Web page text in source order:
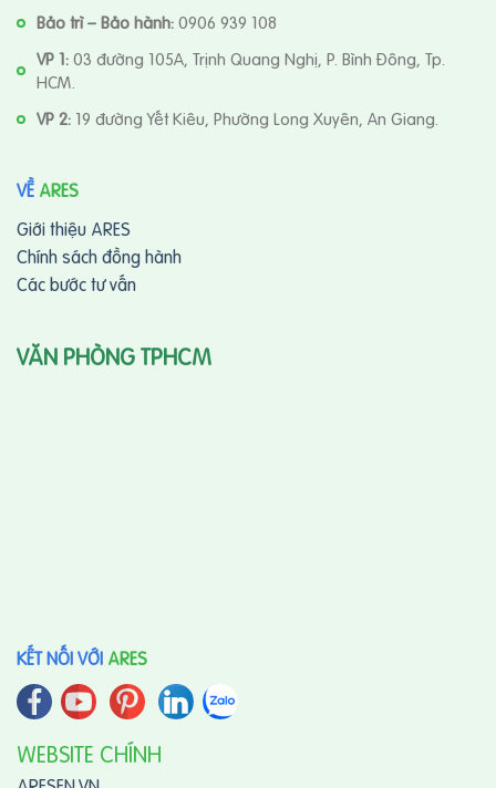
Bảo trì – Bảo hành:0906 939 108
VP 1:03 đường 105A, Trịnh Quang Nghị, P. Bình Đông, Tp.
HCM.
VP 2: 19 đường Yết Kiêu, Phường Long Xuyên, An Giang.
VỀ ARES
Giới thiệu ARES
Chính sách đồng hành
Các bước tư vấn
VĂN PHÒNG TPHCM
KẾT NỐI VỚI ARES
WEBSITE CHÍNH